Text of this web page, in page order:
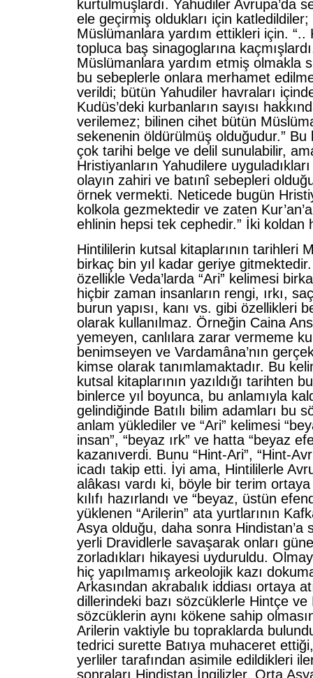
kurtulmuşlardı. Yahudiler Avrupa’da
ele geçirmiş oldukları için katledildiler;
Müslümanlara yardım ettikleri için. “..
topluca baş sinagoglarına
Müslümanlara yardım etmiş olmakla
bu sebeplerle onlara merhamet
verildi; bütün Yahudiler havraları
Kudüs’deki kurbanların sayısı
verilemez; bilinen cihet bütün
sekenenin öldürülmüş olduğudur.”
çok tarihi belge ve delil sunulabilir,
Hristiyanların Yahudilere
olayın zahiri ve batınî sebepleri
örnek vermekti. Neticede bugün
kolkola gezmektedir ve zaten
ehlinin hepsi tek cephedir.” İki koldan
Hintililerin kutsal kitaplarının tarihleri
birkaç bin yıl kadar geriye
özellikle Veda’larda “Ari” kelimesi
hiçbir zaman insanların rengi, ırkı,
burun yapısı, kanı vs. gibi özellikleri
olarak kullanılmaz. Örneğin Caina
yemeyen, canlılara zarar vermeme
benimseyen ve Vardamâna’nın
kimse olarak tanımlamaktadır. Bu
kutsal kitaplarının yazıldığı tarihten
binlerce yıl boyunca, bu anlamıyla
gelindiğinde Batılı bilim adamları bu
anlam yüklediler ve “Ari” kelimesi
insan”, “beyaz ırk” ve hatta “beyaz
kazanıverdi. Bunu “Hint-Ari”, “Hint-
icadı takip etti. İyi ama, Hintililerle
alâkası vardı ki, böyle bir terim ortaya
kılıfı hazırlandı ve “beyaz, üstün
yüklenen “Arilerin” ata yurtlarının
Asya olduğu, daha sonra Hindistan’a
yerli Dravidlerle savaşarak onları
zorladıkları hikayesi uyduruldu.
hiç yapılmamış arkeolojik kazı
Arkasından akrabalık iddiası ortaya
dillerindeki bazı sözcüklerle Hintçe
sözcüklerin aynı kökene sahip
Arilerin vaktiyle bu topraklarda
tedrici surette Batıya muhaceret
yerliler tarafından asimile edildikleri
sonraları Hindistan İngilizler, Orta